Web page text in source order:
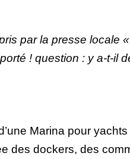
par la presse locale
! question : y a-t-il
Marina pour
des dockers, des